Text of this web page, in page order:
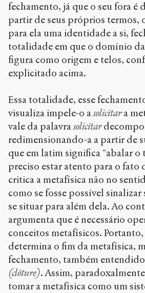
fechamento, já que o seu fora é
partir de seus próprios termos,
para ela uma identidade a si,
totalidade em que o domínio
figura como origem e telos,
explicitado acima.
Essa totalidade, esse
visualiza impele-o asolicitara
vale da palavrasolicitar
redimensionando-a a partir de
que em latim significa "abalar o
preciso estar atento para o fato
critica a metafísica não no
como se fosse possível sinalizar
se situar para além dela. Ao
argumenta que é necessário
conceitos metafísicos.
determina o fim da metafísica,
fechamento, também
(clôture). Assim,
tomar a metafísica como um